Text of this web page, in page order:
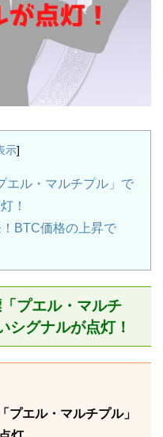
示]
エル・マルチプル」で
！
BTC価格の上昇で
プエル・マルチ
シグナルが点灯！
プエル・マルチプル」